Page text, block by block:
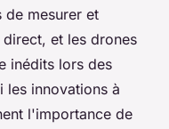
de mesurer et
et les drones
inédits lors des
les innovations à
l'importance de